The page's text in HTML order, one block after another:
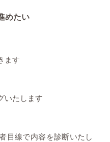
めたい
ます
いたします
目線で内容を診断いたし